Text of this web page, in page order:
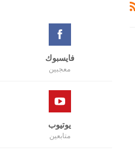
فايسبوك
معجبين
يوتيوب
متابعين